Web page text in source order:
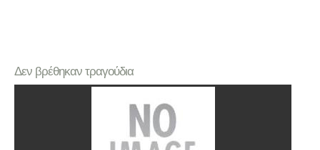
Δεν βρέθηκαν τραγούδια